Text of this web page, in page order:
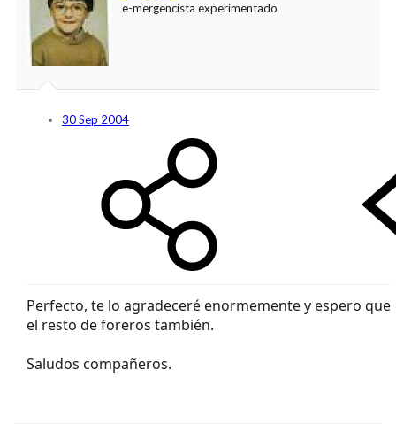
e-mergencista experimentado
30 Sep 2004
Perfecto, te lo agradeceré enormemente y espero que
el resto de foreros también.
Saludos compañeros.